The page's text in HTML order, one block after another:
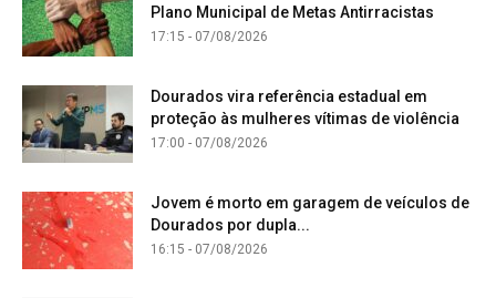
Plano Municipal de Metas Antirracistas
17:15 - 07/08/2026
Dourados vira referência estadual em
proteção às mulheres vítimas de violência
17:00 - 07/08/2026
Jovem é morto em garagem de veículos de
Dourados por dupla...
16:15 - 07/08/2026